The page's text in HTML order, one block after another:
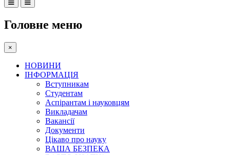
Головне меню
×
НОВИНИ
ІНФОРМАЦІЯ
Вступникам
Студентам
Аспірантам і науковцям
Викладачам
Вакансії
Документи
Цікаво про науку
ВАША БЕЗПЕКА